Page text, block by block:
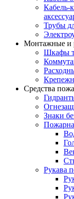
Кабель-
Трубы
Монтажные и
Шкафы
Средства
Знаки
Рукава